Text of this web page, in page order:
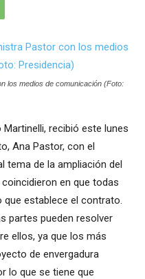
los medios de comunicación (Foto:
Martinelli, recibió este lunes
Ana Pastor, con el
tema de la ampliación del
en que todas
establece el contrato.
partes pueden resolver
ellos, ya que los más
de envergadura
lo que se tiene que